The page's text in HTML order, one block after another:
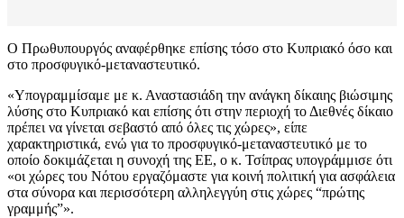
Ο Πρωθυπουργός αναφέρθηκε επίσης τόσο στο Κυπριακό όσο και
στο προσφυγικό-μεταναστευτικό.
«Υπογραμμίσαμε με κ. Αναστασιάδη την ανάγκη δίκαιης βιώσιμης
λύσης στο Κυπριακό και επίσης ότι στην περιοχή το Διεθνές δίκαιο
πρέπει να γίνεται σεβαστό από όλες τις χώρες», είπε
χαρακτηριστικά, ενώ για το προσφυγικό-μεταναστευτικό με το
οποίο δοκιμάζεται η συνοχή της ΕΕ, ο κ. Τσίπρας υπογράμμισε ότι
«οι χώρες του Νότου εργαζόμαστε για κοινή πολιτική για ασφάλεια
στα σύνορα και περισσότερη αλληλεγγύη στις χώρες “πρώτης
γραμμής”».